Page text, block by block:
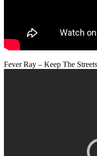
Fever Ray – Keep The